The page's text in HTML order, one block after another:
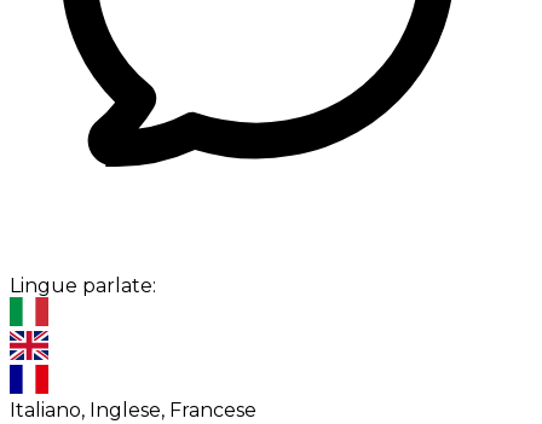
Lingue parlate:
Italiano, Inglese, Francese